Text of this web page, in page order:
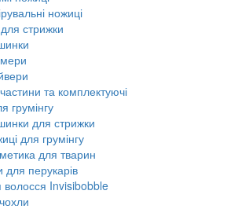
ножиці
стрижки
та комплектуючі
грумінгу
для стрижки
для грумінгу
для тварин
для перукарів
волосся Invisibobble